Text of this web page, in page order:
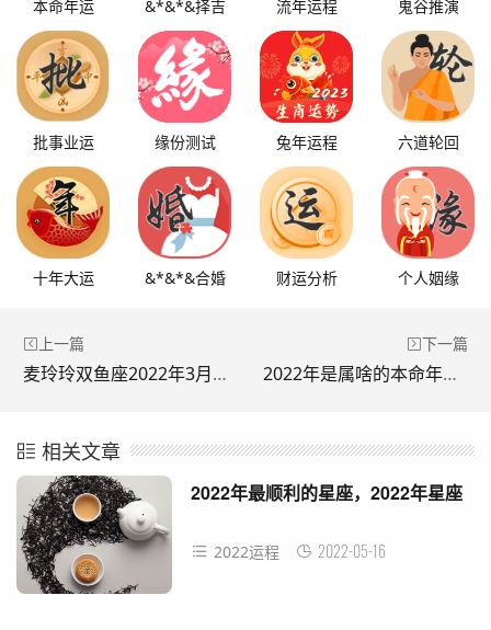
本命年运 &*&*&择吉 流年运程 鬼谷推演
批事业运 缘份测试 兔年运程 六道轮回
十年大运 &*&*&合婚 财运分析 个人姻缘
上一篇
麦玲玲双鱼座2022年3月运势，2022年双鱼座大预言
下一篇
2022年是属啥的本命年，生肖表十二顺序
相关文章
2022年最顺利的星座，2022年星座
2022运程 2022-05-16